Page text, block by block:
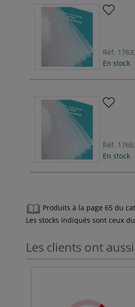
Réf.
En stock
Réf.
En stock
Produits à la page 65 du
Les stocks indiqués sont ceux
Les clients ont